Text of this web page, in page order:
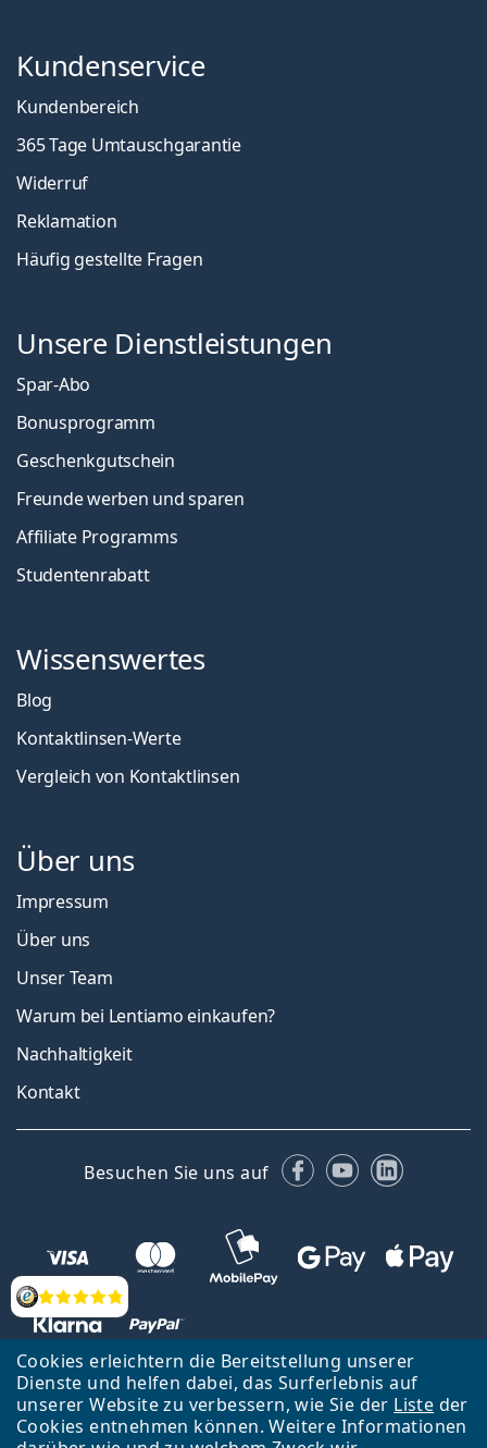
Cookies erleichtern die Bereitstellung unserer
Dienste und helfen dabei, das Surferlebnis auf
unserer Website zu verbessern, wie Sie der Liste der
Cookies entnehmen können. Weitere Informationen
Bewertung
Kundenservice
Kundenbereich
365 Tage Umtauschgarantie
Widerruf
Reklamation
Häufig gestellte Fragen
Unsere Dienstleistungen
Spar-Abo
Bonusprogramm
Geschenkgutschein
Freunde werben und sparen
Affiliate Programms
Studentenrabatt
Wissenswertes
Blog
Kontaktlinsen-Werte
Vergleich von Kontaktlinsen
Über uns
Impressum
Über uns
Unser Team
Warum bei Lentiamo einkaufen?
Nachhaltigkeit
Kontakt
Besuchen Sie uns auf Facebook
YouTubeLinkedIn
Zurück zur Hauptseite
Nach oben
Lentiamo s.r.o., Tschechien ist Eigentümer und Betreiber des Online-